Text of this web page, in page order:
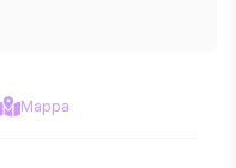
Mappa